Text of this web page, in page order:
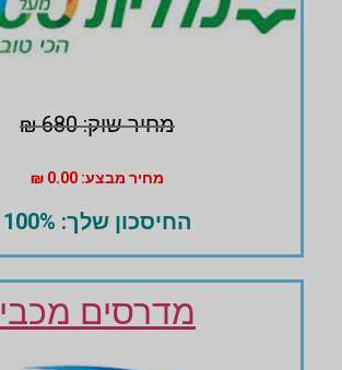
מחיר שוק: 680 ₪
מחיר מבצע: 0.00 ₪
החיסכון שלך: 100%
מדרסים מכבי